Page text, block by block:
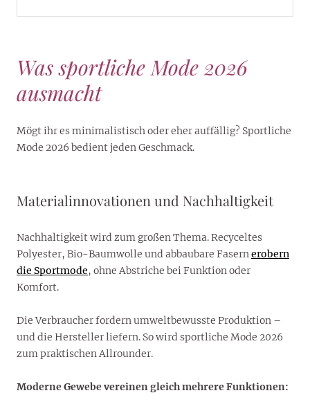
Was sportliche Mode 2026
ausmacht
Mögt ihr es minimalistisch oder eher auffällig? Sportliche
Mode 2026 bedient jeden Geschmack.
Materialinnovationen und Nachhaltigkeit
Nachhaltigkeit wird zum großen Thema. Recyceltes
Polyester, Bio-Baumwolle und abbaubare Fasernerobern
die Sportmode, ohne Abstriche bei Funktion oder
Komfort.
Die Verbraucher fordern umweltbewusste Produktion –
und die Hersteller liefern. So wird sportliche Mode 2026
zum praktischen Allrounder.
Moderne Gewebe vereinen gleich mehrere Funktionen: